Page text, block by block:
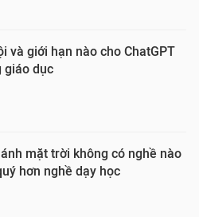
và giới hạn nào cho ChatGPT
giáo dục
mặt trời không có nghề nào
hơn nghề dạy học